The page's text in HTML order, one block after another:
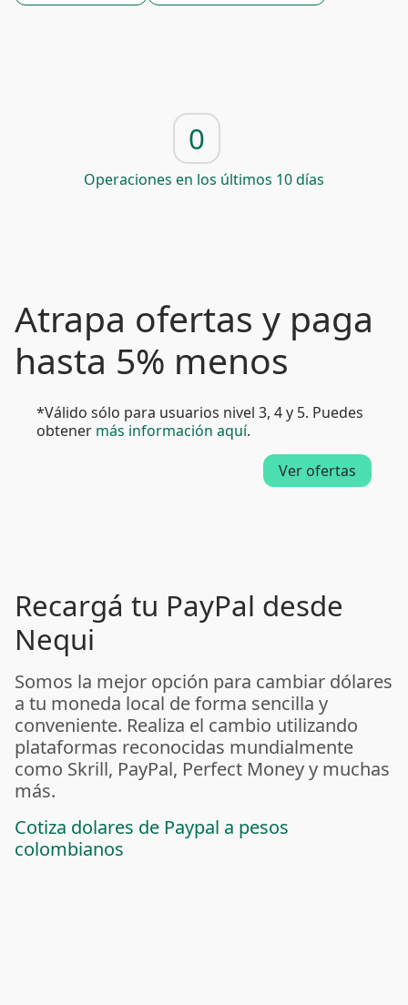
0
Operaciones en los últimos 10 días
Atrapa ofertas y paga
hasta 5% menos
*Válido sólo para usuarios nivel 3, 4 y 5. Puedes
obtener más información aquí.
Ver ofertas
Recargá tu PayPal desde
Nequi
Somos la mejor opción para cambiar dólares
a tu moneda local de forma sencilla y
conveniente. Realiza el cambio utilizando
plataformas reconocidas mundialmente
como Skrill, PayPal, Perfect Money y muchas
más.
Cotiza dolares de Paypal a pesos
colombianos